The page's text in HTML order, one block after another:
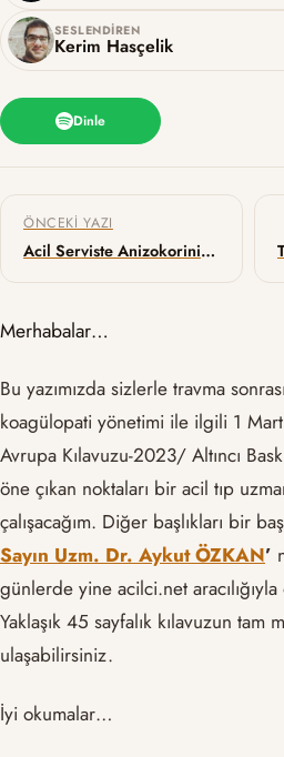
SESLENDIREN
Kerim Hasçelik
Dinle
Yazı gezinmesi
ÖNCEKI YAZI
Acil Serviste Anizokorinin Değerlendirilmesi
Merhabalar…
Bu yazımızda sizlerle travma
koagülopati yönetimi ile ilgili 1
Avrupa Kılavuzu-2023/ Altıncı
öne çıkan noktaları bir acil tıp
çalışacağım. Diğer başlıkları bir
Sayın Uzm. Dr. Aykut ÖZKAN’
günlerde yine acilci.net aracılığıyla
Yaklaşık 45 sayfalık kılavuzun tam
ulaşabilirsiniz.
İyi okumalar…